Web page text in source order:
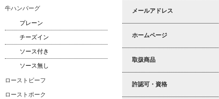
メールアドレス
ホームページ
取扱商品
許認可・資格
牛ハンバーグ
プレーン
チーズイン
ソース付き
ソース無し
ローストビーフ
ローストポーク